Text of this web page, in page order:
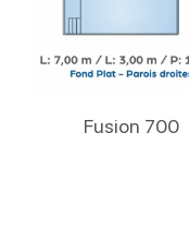
Fusion 700